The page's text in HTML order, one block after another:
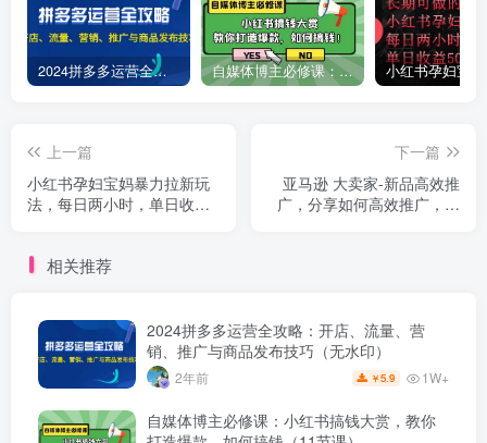
2024拼多多运营全攻略：开店、流量、营销、推广与商品发布技巧（无水印） 自媒体博主必修课：小红书搞钱大赏，教你打造爆款，如何搞钱（11节课）
上一篇
小红书孕妇宝妈暴力拉新玩
法，每日两小时，单日收益
下一篇
亚马逊 大卖家-新品高效推
广，分享如何高效推广，打
相关推荐
2024拼多多运营全攻略：开店、流量、营
销、推广与商品发布技巧（无水印）
2年前 ￥5.9 1W+
自媒体博主必修课：小红书搞钱大赏，教你